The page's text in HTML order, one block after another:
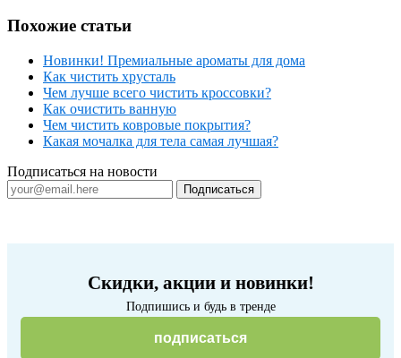
Похожие статьи
Новинки! Премиальные ароматы для дома
Как чистить хрусталь
Чем лучше всего чистить кроссовки?
Как очистить ванную
Чем чистить ковровые покрытия?
Какая мочалка для тела самая лучшая?
Подписаться на новости
Скидки, акции и новинки!
Подпишись и будь в тренде
подписаться